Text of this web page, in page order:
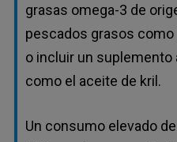
grasas omega-3 de
pescados grasos como
o incluir un
como el aceite de kril.
Un consumo elevado